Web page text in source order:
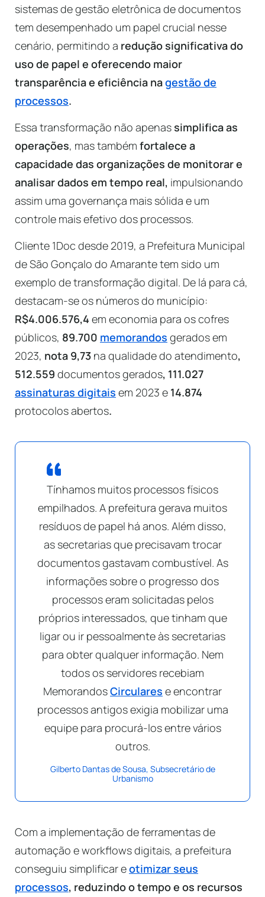
sistemas de gestão eletrônica de documentos
tem desempenhado um papel crucial nesse
cenário, permitindo a redução significativa do
uso de papel e oferecendo maior
transparência e eficiência nagestão de
processos.
Essa transformação não apenassimplifica as
operações, mas também fortalece a
capacidade das organizações de monitorar e
analisar dados em tempo real, impulsionando
assim uma governança mais sólida e um
controle mais efetivo dos processos.
Cliente 1Doc desde 2019, a Prefeitura Municipal
de São Gonçalo do Amarante tem sido um
exemplo de transformação digital. De lá para cá,
destacam-se os números do município:
R$4.006.576,4 em economia para os cofres
públicos, 89.700 memorandos gerados em
2023, nota 9,73 na qualidade do atendimento,
512.559 documentos gerados, 111.027
assinaturas digitais em 2023 e 14.874
protocolos abertos.
Tínhamos muitos processos físicos
empilhados. A prefeitura gerava muitos
resíduos de papel há anos. Além disso,
as secretarias que precisavam trocar
documentos gastavam combustível. As
informações sobre o progresso dos
processos eram solicitadas pelos
próprios interessados, que tinham que
ligar ou ir pessoalmente às secretarias
para obter qualquer informação. Nem
todos os servidores recebiam
MemorandosCirculares e encontrar
processos antigos exigia mobilizar uma
equipe para procurá-los entre vários
outros.
Gilberto Dantas de Sousa, Subsecretário de
Urbanismo
Com a implementação de ferramentas de
automação e workflows digitais, a prefeitura
conseguiu simplificar eotimizar seus
processos, reduzindo o tempo e os recursos